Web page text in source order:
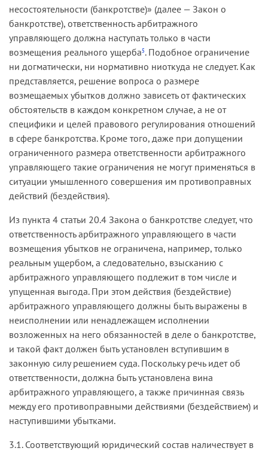
несостоятельности (банкротстве)» (далее — Закон о
банкротстве), ответственность арбитражного
управляющего должна наступать только в части
возмещения реального ущерба5. Подобное ограничение
ни догматически, ни нормативно ниоткуда не следует. Как
представляется, решение вопроса о размере
возмещаемых убытков должно зависеть от фактических
обстоятельств в каждом конкретном случае, а не от
специфики и целей правового регулирования отношений
в сфере банкротства. Кроме того, даже при допущении
ограниченного размера ответственности арбитражного
управляющего такие ограничения не могут применяться в
ситуации умышленного совершения им противоправных
действий (бездействия).
Из пункта 4 статьи 20.4 Закона о банкротстве следует, что
ответственность арбитражного управляющего в части
возмещения убытков не ограничена, например, только
реальным ущербом, а следовательно, взысканию с
арбитражного управляющего подлежит в том числе и
упущенная выгода. При этом действия (бездействие)
арбитражного управляющего должны быть выражены в
неисполнении или ненадлежащем исполнении
возложенных на него обязанностей в деле о банкротстве,
и такой факт должен быть установлен вступившим в
законную силу решением суда. Поскольку речь идет об
ответственности, должна быть установлена вина
арбитражного управляющего, а также причинная связь
между его противоправными действиями (бездействием) и
наступившими убытками.
3.1. Соответствующий юридический состав наличествует в